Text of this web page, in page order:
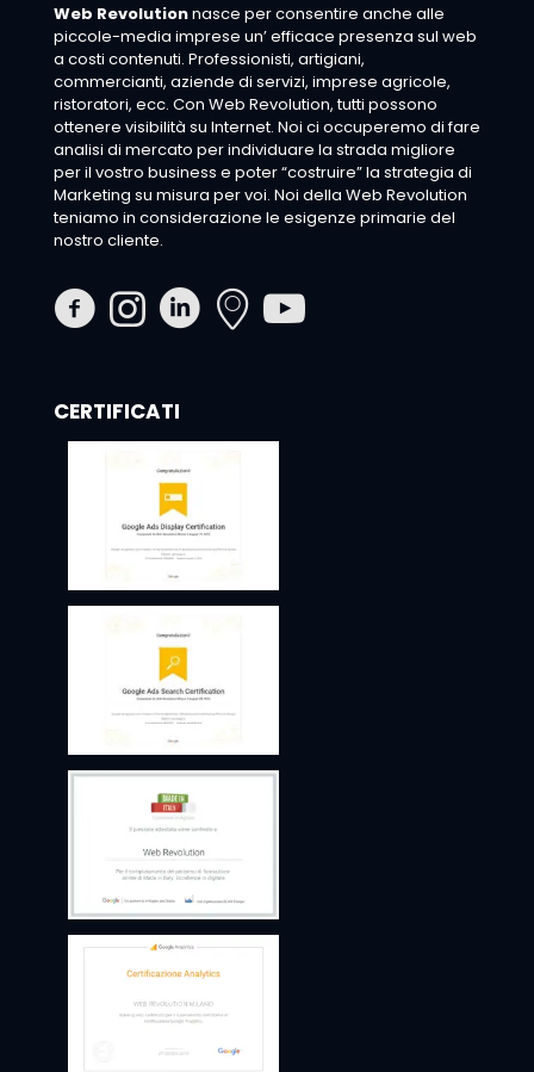
Web Revolutionnasce per consentire anche alle
piccole-media imprese un’ efficace presenza sul web
a costi contenuti. Professionisti, artigiani,
commercianti, aziende di servizi, imprese agricole,
ristoratori, ecc. Con Web Revolution, tutti possono
ottenere visibilità su Internet. Noi ci occuperemo di fare
analisi di mercato per individuare la strada migliore
per il vostro business e poter “costruire” la strategia di
Marketing su misura per voi. Noi della Web Revolution
teniamo in considerazione le esigenze primarie del
nostro cliente.
CERTIFICATI